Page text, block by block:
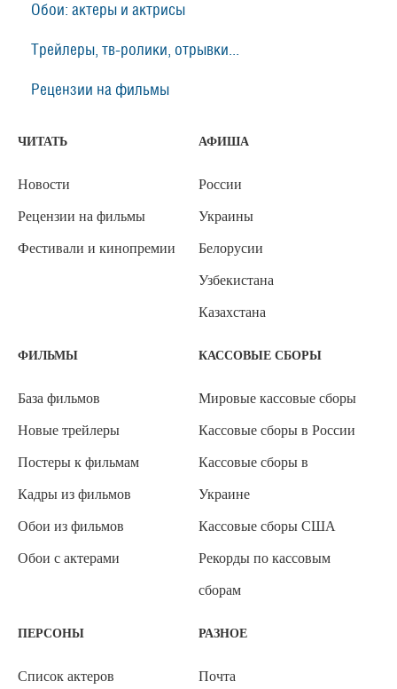
Обои: актеры и актрисы
Трейлеры, тв-ролики, отрывки...
Рецензии на фильмы
ЧИТАТЬ
Новости
Рецензии на фильмы
Фестивали и кинопремии
АФИША
России
Украины
Белорусии
Узбекистана
Казахстана
ФИЛЬМЫ
База фильмов
Новые трейлеры
Постеры к фильмам
Кадры из фильмов
Обои из фильмов
Обои с актерами
КАССОВЫЕ СБОРЫ
Мировые кассовые сборы
Кассовые сборы в России
Кассовые сборы в
Украине
Кассовые сборы США
Рекорды по кассовым
сборам
ПЕРСОНЫ
Список актеров
РАЗНОЕ
Почта